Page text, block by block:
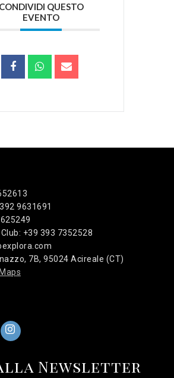
CONDIVIDI QUESTO
EVENTO
9631691
+39 393 7352528
7B, 95024 Acireale (CT)
Newsletter